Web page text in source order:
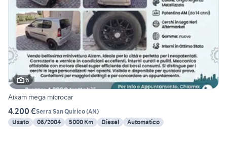
6
Aixam mega microcar
4.200 €Serra San Quirico(AN)
Usato
06/2004 5000 Km Diesel Automatico